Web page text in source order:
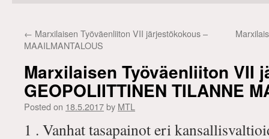
← Marxilaisen Työväenliiton VII järjestökokous –
MAAILMANTALOUS
Marxilaisen Työväenliiton VII
GEOPOLIITTINEN TILANNE
Posted on 18.5.2017by MTL
1 . Vanhat tasapainot eri